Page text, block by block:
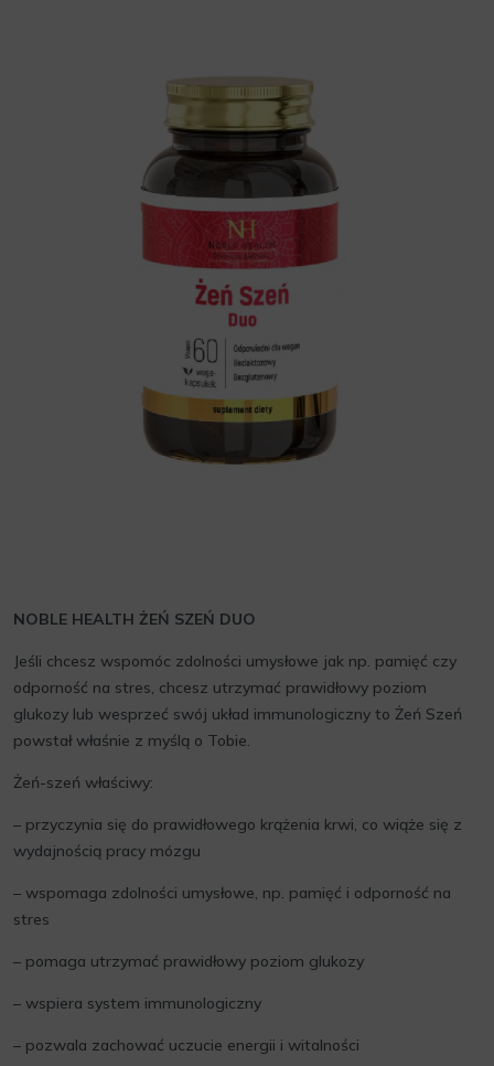
NOBLE HEALTH ŻEŃ SZEŃ DUO
Jeśli chcesz wspomóc zdolności umysłowe jak np. pamięć czy
odporność na stres, chcesz utrzymać prawidłowy poziom
glukozy lub wesprzeć swój układ immunologiczny to Żeń Szeń
powstał właśnie z myślą o Tobie.
Żeń-szeń właściwy:
– przyczynia się do prawidłowego krążenia krwi, co wiąże się z
wydajnością pracy mózgu
– wspomaga zdolności umysłowe, np. pamięć i odporność na
stres
– pomaga utrzymać prawidłowy poziom glukozy
– wspiera system immunologiczny
– pozwala zachować uczucie energii i witalności